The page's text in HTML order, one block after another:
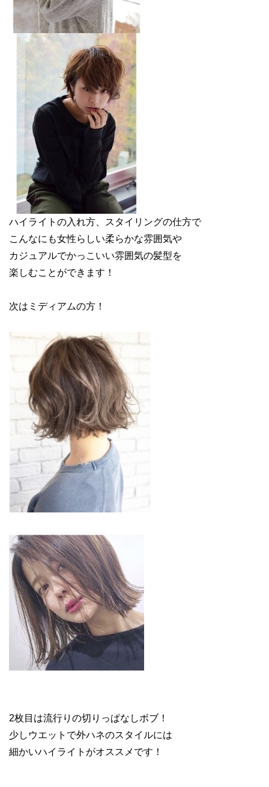
ハイライトの入れ方、スタイリングの仕方で
こんなにも女性らしい柔らかな雰囲気や
カジュアルでかっこいい雰囲気の髪型を
楽しむことができます！
次はミディアムの方！
2枚目は流行りの切りっぱなしボブ！
少しウエットで外ハネのスタイルには
細かいハイライトがオススメです！